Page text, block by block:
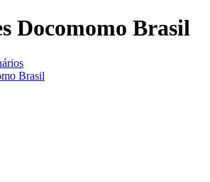
Docomomo Brasil
Brasil